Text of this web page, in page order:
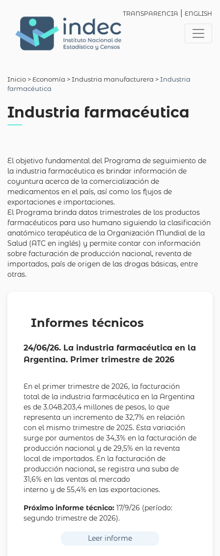
TRANSPARENCIA ENGLISH
Inicio > Economía >Industria manufacturera >Industria
farmacéutica
Industria farmacéutica
El objetivo fundamental del Programa de seguimiento de
la industria farmacéutica es brindar información de
coyuntura acerca de la comercialización de
medicamentos en el país, así como los flujos de
exportaciones e importaciones.
El Programa brinda datos trimestrales de los productos
farmacéuticos para uso humano siguiendo la clasificación
anatómico terapéutica de la Organización Mundial de la
Salud (ATC en inglés) y permite contar con información
sobre facturación de producción nacional, reventa de
importados, país de origen de las drogas básicas, entre
otras.
Informes técnicos
24/06/26. La industria farmacéutica en la
Argentina. Primer trimestre de 2026
En el primer trimestre de 2026, la facturación
total de la industria farmacéutica en la Argentina
es de 3.048.203,4 millones de pesos, lo que
representa un incremento de 32,7% en relación
con el mismo trimestre de 2025. Esta variación
surge por aumentos de 34,3% en la facturación de
producción nacional y de 29,5% en la reventa
local de importados. En la facturación de
producción nacional, se registra una suba de
31,6% en las ventas al mercado
interno y de 55,4% en las exportaciones.
Próximo informe técnico: 17/9/26 (período:
segundo trimestre de 2026).
Leer informe